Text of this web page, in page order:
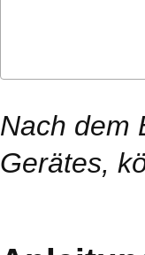
Nach dem
Gerätes,